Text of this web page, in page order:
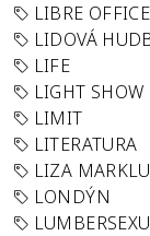
LIBRE OFFICE
LIDOVÁ
LIFE
LIGHT SHOW
LIMIT
LITERATURA
LIZA
LONDÝN